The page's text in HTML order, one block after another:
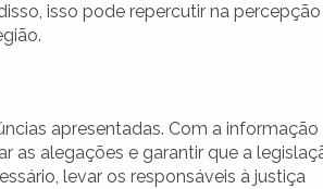
isso pode repercutir na percepção
apresentadas. Com a
as alegações e garantir que a
levar os responsáveis à justiça